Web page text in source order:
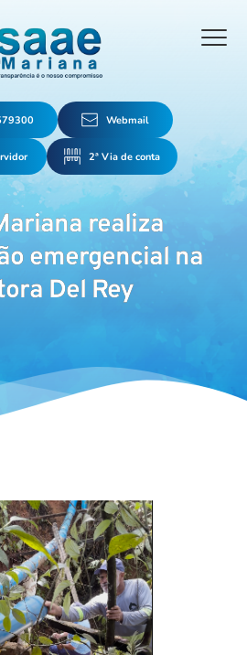
Webmail
2ª Via de conta
realiza
emergencial na
Del Rey